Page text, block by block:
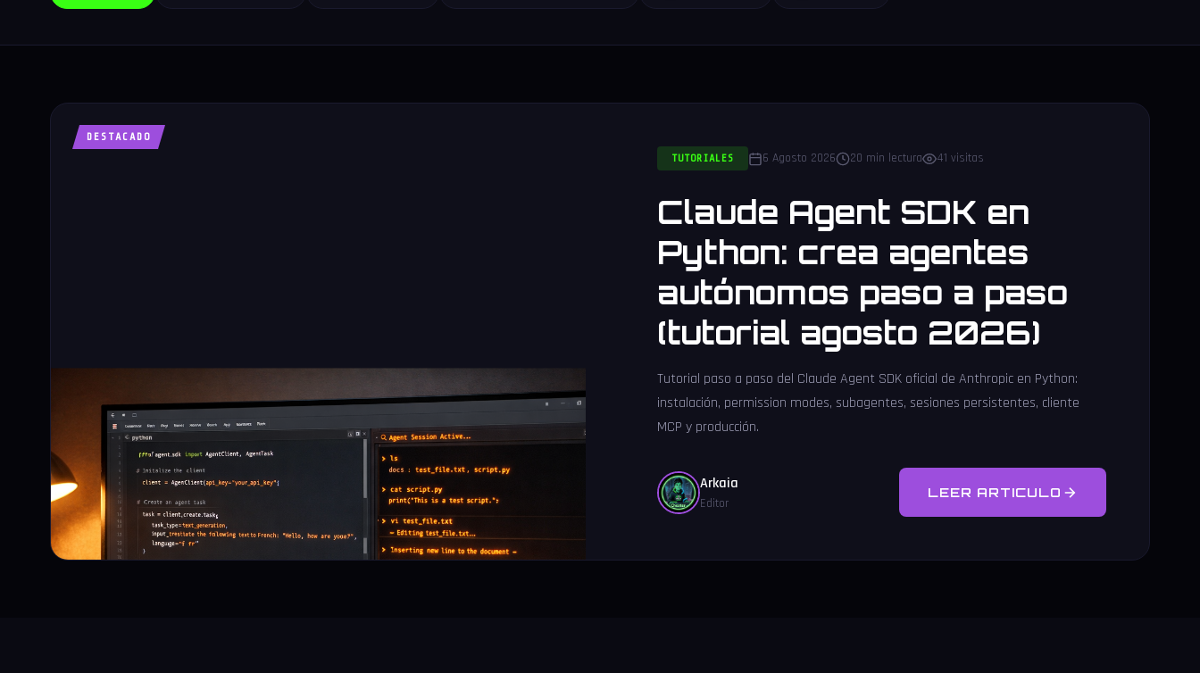
DESTACADO
TUTORIALES
6 Agosto 2026 20 min lectura 41 visitas
Claude Agent SDK en
Python: crea agentes
autónomos paso a paso
(tutorial agosto 2026)
Tutorial paso a paso del Claude Agent SDK oficial de Anthropic en Python:
instalación, permission modes, subagentes, sesiones persistentes, cliente
MCP y producción.
Arkaia
Editor
LEER ARTICULO